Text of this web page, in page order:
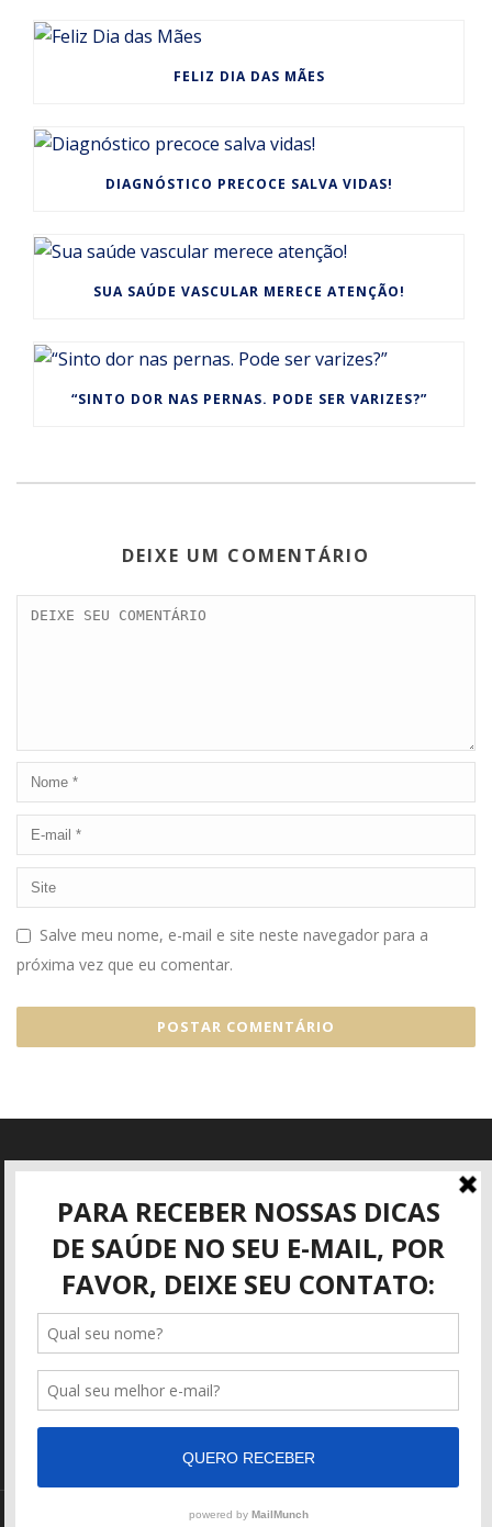
FELIZ DIA DAS MÃES
DIAGNÓSTICO PRECOCE SALVA VIDAS!
SUA SAÚDE VASCULAR MERECE ATENÇÃO!
“SINTO DOR NAS PERNAS. PODE SER VARIZES?”
DEIXE UM COMENTÁRIO
Salve meu nome, e-mail e site neste navegador para a
próxima vez que eu comentar.
São José dos Campos - SP
(12) 3942-3416
adm@angioviva.com.br
https://angioviva.com.br
Copyright © 2017-2022 - Todos os Direitos Reservados. Criado por